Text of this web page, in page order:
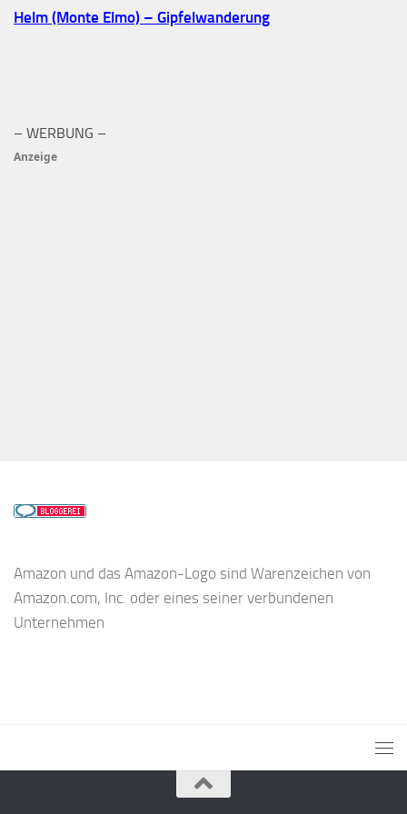
Helm (Monte Elmo) – Gipfelwanderung
– WERBUNG –
Anzeige
Amazon und das Amazon-Logo sind Warenzeichen von
Amazon.com, Inc. oder eines seiner verbundenen
Unternehmen